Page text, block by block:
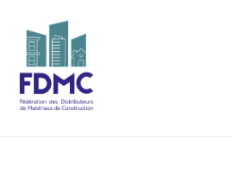
content